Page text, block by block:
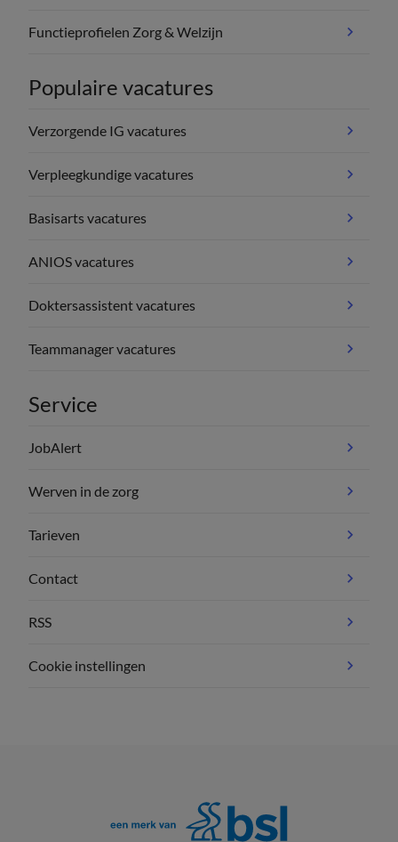
Functieprofielen Zorg & Welzijn
Populaire vacatures
Verzorgende IG vacatures
Verpleegkundige vacatures
Basisarts vacatures
ANIOS vacatures
Doktersassistent vacatures
Teammanager vacatures
Service
JobAlert
Werven in de zorg
Tarieven
Contact
RSS
Cookie instellingen